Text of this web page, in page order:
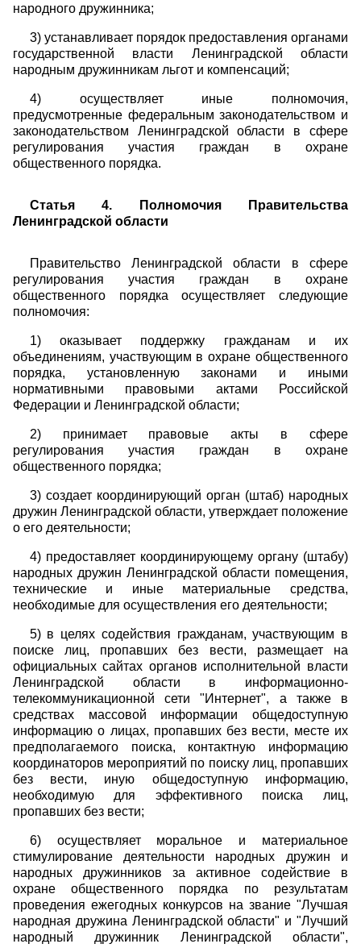
народного дружинника;
3) устанавливает порядок предоставления органами
государственной власти Ленинградской области
народным дружинникам льгот и компенсаций;
4) осуществляет иные полномочия,
предусмотренные федеральным законодательством и
законодательством Ленинградской области в сфере
регулирования участия граждан в охране
общественного порядка.
Статья 4. Полномочия Правительства
Ленинградской области
Правительство Ленинградской области в сфере
регулирования участия граждан в охране
общественного порядка осуществляет следующие
полномочия:
1) оказывает поддержку гражданам и их
объединениям, участвующим в охране общественного
порядка, установленную законами и иными
нормативными правовыми актами Российской
Федерации и Ленинградской области;
2) принимает правовые акты в сфере
регулирования участия граждан в охране
общественного порядка;
3) создает координирующий орган (штаб) народных
дружин Ленинградской области, утверждает положение
о его деятельности;
4) предоставляет координирующему органу (штабу)
народных дружин Ленинградской области помещения,
технические и иные материальные средства,
необходимые для осуществления его деятельности;
5) в целях содействия гражданам, участвующим в
поиске лиц, пропавших без вести, размещает на
официальных сайтах органов исполнительной власти
Ленинградской области в информационно-
телекоммуникационной сети "Интернет", а также в
средствах массовой информации общедоступную
информацию о лицах, пропавших без вести, месте их
предполагаемого поиска, контактную информацию
координаторов мероприятий по поиску лиц, пропавших
без вести, иную общедоступную информацию,
необходимую для эффективного поиска лиц,
пропавших без вести;
6) осуществляет моральное и материальное
стимулирование деятельности народных дружин и
народных дружинников за активное содействие в
охране общественного порядка по результатам
проведения ежегодных конкурсов на звание "Лучшая
народная дружина Ленинградской области" и "Лучший
народный дружинник Ленинградской области",